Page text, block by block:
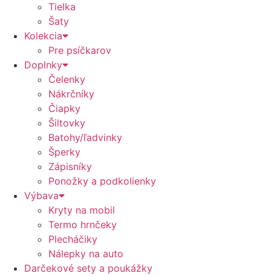
Tielka
Šaty
Kolekcia
Pre psíčkarov
Doplnky
Čelenky
Nákrčníky
Čiapky
Šiltovky
Batohy/ľadvinky
Šperky
Zápisníky
Ponožky a podkolienky
Výbava
Kryty na mobil
Termo hrnčeky
Plecháčiky
Nálepky na auto
Darčekové sety a poukážky